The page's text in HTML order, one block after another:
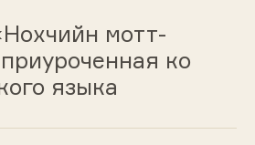
мотт-
ко
языка